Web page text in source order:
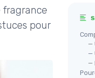
pour
—
—
—